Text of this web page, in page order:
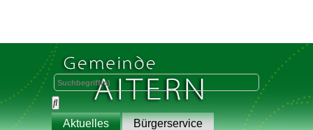
Aktuelles
Bürgerservice